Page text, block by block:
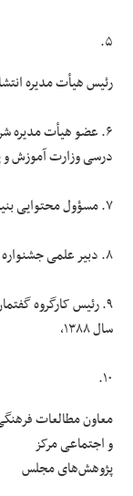
۵.
رئیس هیأت مدیره
۶. عضو هیأت
درسی وزارت آموزش و
۷. مسؤول محتوایی بنیاد ICDL وابسته به وزارت آموزش و پرورش
۸. دبیر علمی جشنواره کتاب رشد وزارت آموزش و پرورش
۹. رئیس کارگروه
سال ۱۳۸۸،
۱۰.
معاون مطالعات
و اجتماعی مرکز
پژوهش‌های مجلس